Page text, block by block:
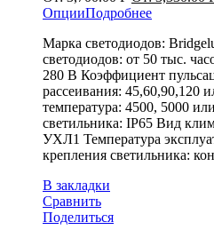
ОпцииПодробнее
Марка светодиодов:
светодиодов: от 50 тыс.
280 В Коэффициент
рассеивания: 45,60,90,120
температура: 4500, 5000
светильника: IP65 Вид
УХЛ1 Температура
крепления светильника:
В закладки
Сравнить
Поделиться